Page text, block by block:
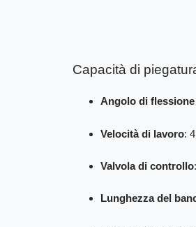
Capacità di
Angolo di
Velocità di lavoro:
Valvola di controllo
Lunghezza del